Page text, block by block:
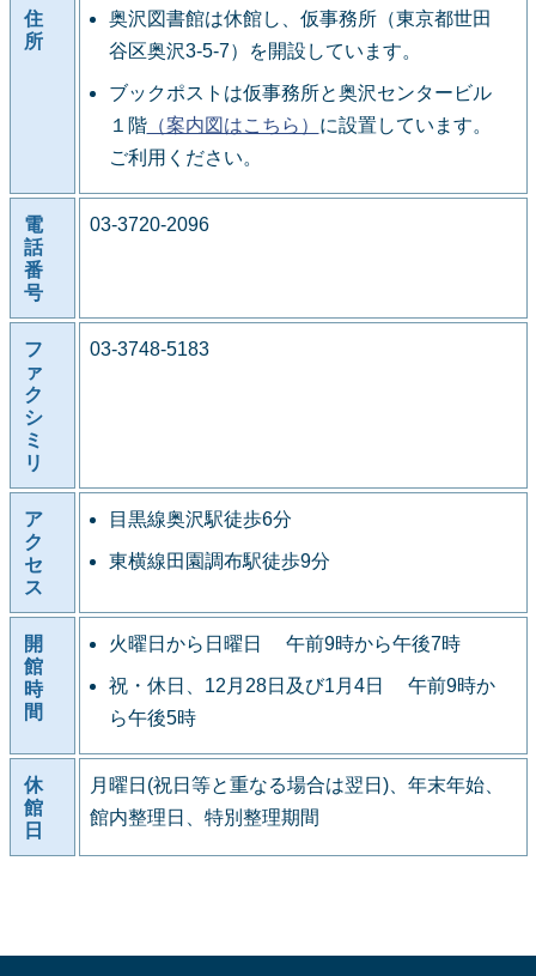
住
所
奥沢図書館は休館し、仮事務所（東京都世田
谷区奥沢3-5-7）を開設しています。
ブックポストは仮事務所と奥沢センタービル
１階（案内図はこちら） に設置しています。
ご利用ください。
電
話
番
号
03-3720-2096
フ
ァ
ク
シ
ミ
リ
03-3748-5183
ア
ク
セ
ス
目黒線奥沢駅徒歩6分
東横線田園調布駅徒歩9分
開
館
時
間
火曜日から日曜日 午前9時から午後7時
祝・休日、12月28日及び1月4日 午前9時か
ら午後5時
休
館
日
月曜日(祝日等と重なる場合は翌日)、年末年始、
館内整理日、特別整理期間